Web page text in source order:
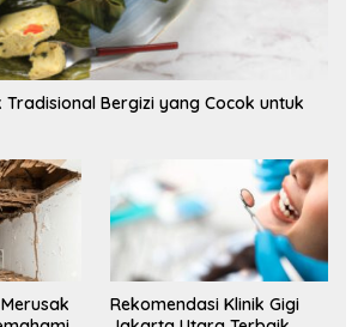
Tradisional Bergizi yang Cocok untuk
Rekomendasi Klinik Gigi